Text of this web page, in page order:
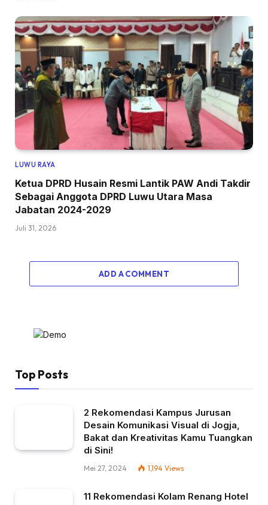
LUWU RAYA
Ketua DPRD Husain Resmi Lantik PAW Andi Takdir
Sebagai Anggota DPRD Luwu Utara Masa
Jabatan 2024-2029
Juli 31, 2026
ADD A COMMENT
Top Posts
2 Rekomendasi Kampus Jurusan
Desain Komunikasi Visual di Jogja,
Bakat dan Kreativitas Kamu Tuangkan
di Sini!
Mei 27, 2024 1,194 Views
11 Rekomendasi Kolam Renang Hotel